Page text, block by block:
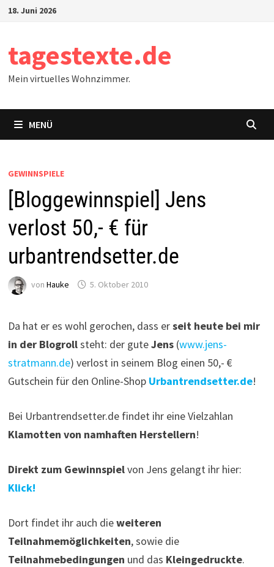
Zum18. Juni 2026
tagestexte.de
Mein virtuelles Wohnzimmer.
MENÜ
GEWINNSPIELE
[Bloggewinnspiel] Jens
verlost 50,- € für
urbantrendsetter.de
von Hauke 5. Oktober 2010
Da hat er es wohl gerochen, dass erseit heute bei mir
in der Blogrollsteht: der guteJens (www.jens-
stratmann.de) verlost in seinem Blog einen 50,- €
Gutschein für den Online-Shop Urbantrendsetter.de!
Bei Urbantrendsetter.de findet ihr eine Vielzahlan
Klamotten von namhaften Herstellern!
Direkt zum Gewinnspielvon Jens gelangt ihr hier:
Klick!
Dort findet ihr auch dieweiteren
Teilnahmemöglichkeiten, sowie die
Teilnahmebedingungen und das Kleingedruckte.